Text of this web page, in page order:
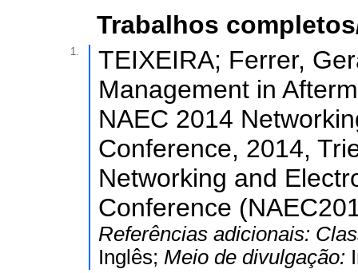
Trabalhos
1.
TEIXEIRA; Ferrer,
Management in
NAEC 2014
Conference, 2014,
Networking and
Conference
Referências adicionais:
Inglês; Meio de divulgação: